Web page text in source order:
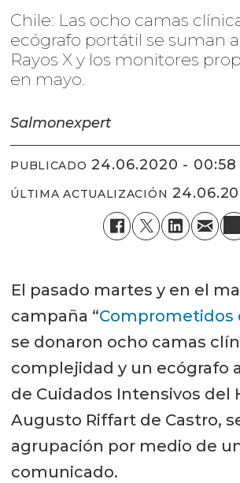
Chile: Las ocho camas
ecógrafo portátil se suman
Rayos X y los monitores
en mayo.
Salmonexpert
PUBLICADO 24.06.2020 - 00:58
ÚLTIMA ACTUALIZACIÓN
El pasado martes y en el
campaña “Comprometidos
se donaron ocho camas
complejidad y un ecógrafo
de Cuidados Intensivos del
Augusto Riffart de Castro,
agrupación por medio de
comunicado.